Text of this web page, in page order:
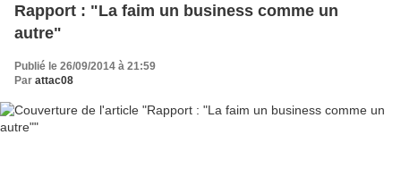
Rapport : "La faim un business comme un
autre"
Publié le 26/09/2014 à 21:59
Par attac08